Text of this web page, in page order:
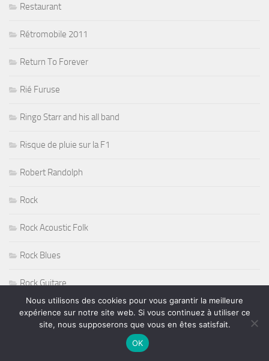
Restaurant
Rétromobile 2011
Return To Forever
Rié Furuse
Ringo Starr and his all band
Risque de pluie sur la F1
Robert Randolph
Rock
Rock Acoustic Folk
Rock Blues
Rock Guitare
Rock n' Roll
Nous utilisons des cookies pour vous garantir la meilleure
expérience sur notre site web. Si vous continuez à utiliser ce
site, nous supposerons que vous en êtes satisfait.
OK